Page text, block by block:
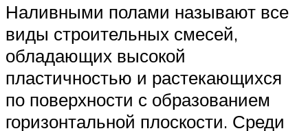
Наливными полами называют все
виды строительных смесей,
обладающих высокой
пластичностью и растекающихся
по поверхности с образованием
горизонтальной плоскости. Среди